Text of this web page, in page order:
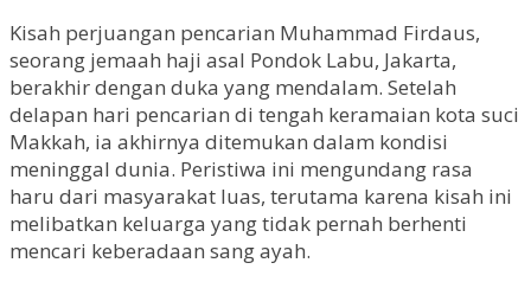
Kisah perjuangan pencarian Muhammad Firdaus,
seorang jemaah haji asal Pondok Labu, Jakarta,
berakhir dengan duka yang mendalam. Setelah
delapan hari pencarian di tengah keramaian kota suci
Makkah, ia akhirnya ditemukan dalam kondisi
meninggal dunia. Peristiwa ini mengundang rasa
haru dari masyarakat luas, terutama karena kisah ini
melibatkan keluarga yang tidak pernah berhenti
mencari keberadaan sang ayah.